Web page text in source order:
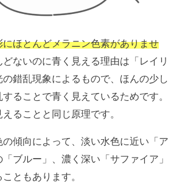
ほとんどメラニン色素がありませ
ないのに青く見える理由は「レイリ
錯乱現象によるもので、ほんの少し
ることで青く見えているためです。
ることと同じ原理です。
の傾向によって、淡い水色に近い「ア
ブルー」、濃く深い「サファイア」
ともあります。